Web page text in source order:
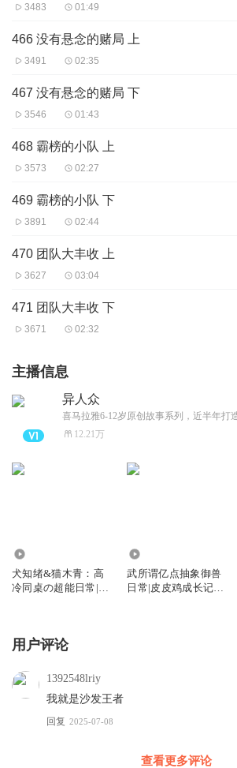
3483 01:49
466 没有悬念的赌局 上
3491 02:35
467 没有悬念的赌局 下
3546 01:43
468 霸榜的小队 上
3573 02:27
469 霸榜的小队 下
3891 02:44
470 团队大丰收 上
3627 03:04
471 团队大丰收 下
3671 02:32
主播信息
异人众
12.21万
犬知绪&猫木青：高
冷同桌の超能日常|双
武所谓亿点抽象御兽
日常|皮皮鸡成长记|
用户评论
1392548lriy
我就是沙发王者
回复 2025-07-08
查看更多评论